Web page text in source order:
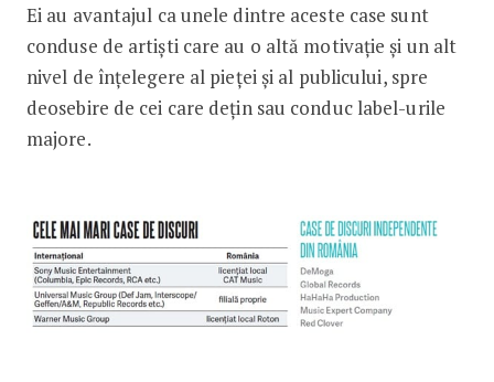
Ei au avantajul ca unele dintre aceste case sunt
conduse de artiști care au o altă motivație și un alt
nivel de înțelegere al pieței și al publicului, spre
deosebire de cei care dețin sau conduc label-urile
majore.